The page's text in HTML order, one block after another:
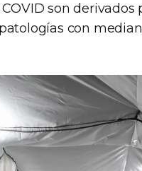
son
con